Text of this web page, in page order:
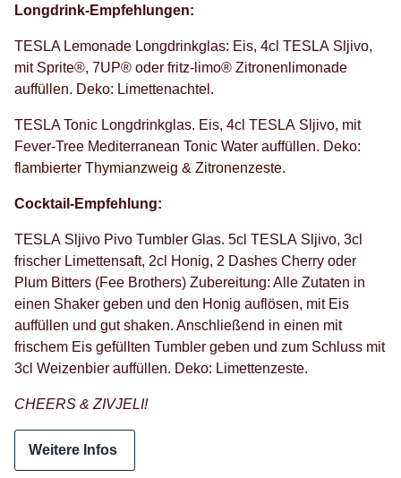
Longdrink-Empfehlungen:
TESLA Lemonade Longdrinkglas: Eis, 4cl TESLA Sljivo,
mit Sprite®, 7UP® oder fritz-limo® Zitronenlimonade
auffüllen. Deko: Limettenachtel.
TESLA Tonic Longdrinkglas. Eis, 4cl TESLA Sljivo, mit
Fever-Tree Mediterranean Tonic Water auffüllen. Deko:
flambierter Thymianzweig & Zitronenzeste.
Cocktail-Empfehlung:
TESLA Sljivo Pivo Tumbler Glas. 5cl TESLA Sljivo, 3cl
frischer Limettensaft, 2cl Honig, 2 Dashes Cherry oder
Plum Bitters (Fee Brothers) Zubereitung: Alle Zutaten in
einen Shaker geben und den Honig auflösen, mit Eis
auffüllen und gut shaken. Anschließend in einen mit
frischem Eis gefüllten Tumbler geben und zum Schluss mit
3cl Weizenbier auffüllen. Deko: Limettenzeste.
CHEERS & ZIVJELI!
Weitere Infos